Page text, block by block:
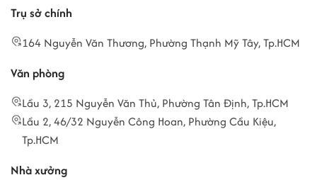
Trụ sở chính
164 Nguyễn Văn Thương, Phường Thạnh Mỹ Tây, Tp.HCM
Văn phòng
Lầu 3, 215 Nguyễn Văn Thủ, Phường Tân Định, Tp.HCM
Lầu 2, 46/32 Nguyễn Công Hoan, Phường Cầu Kiệu,
Tp.HCM
Nhà xưởng